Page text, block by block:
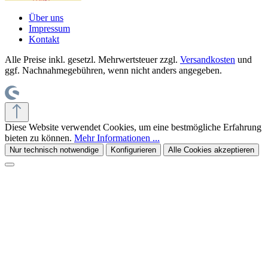
Über uns
Impressum
Kontakt
Alle Preise inkl. gesetzl. Mehrwertsteuer zzgl. Versandkosten und
ggf. Nachnahmegebühren, wenn nicht anders angegeben.
Diese Website verwendet Cookies, um eine bestmögliche Erfahrung
bieten zu können. Mehr Informationen ...
Nur technisch notwendige Konfigurieren Alle Cookies akzeptieren